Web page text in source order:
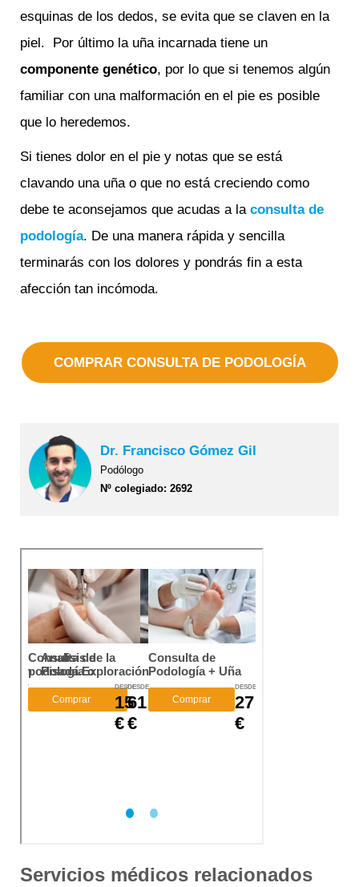
esquinas de los dedos, se evita que se claven en la
piel. Por último la uña incarnada tiene un
componente genético, por lo que si tenemos algún
familiar con una malformación en el pie es posible
que lo heredemos.
Si tienes dolor en el pie y notas que se está
clavando una uña o que no está creciendo como
debe te aconsejamos que acudas a la consulta de
podología. De una manera rápida y sencilla
terminarás con los dolores y pondrás fin a esta
afección tan incómoda.
COMPRAR CONSULTA DE PODOLOGÍA
Dr. Francisco Gómez Gil
Podólogo
Nº colegiado: 2692
Servicios médicos relacionados